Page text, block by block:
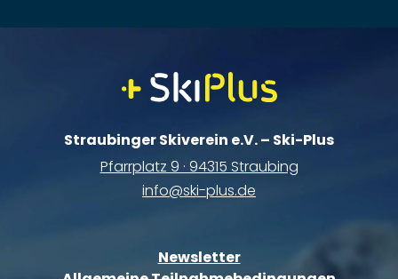
Straubinger Skiverein e.V. – Ski-Plus
Pfarrplatz 9 · 94315 Straubing
info@ski-plus.de
Newsletter